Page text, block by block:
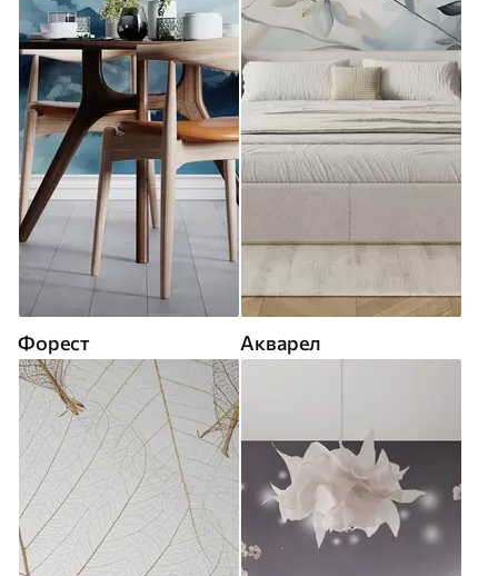
Форест Акварел